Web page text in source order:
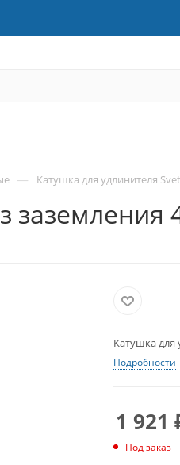
— Катушка для удлинителя
заземления
Катушка для
Подробности
1 921
Под заказ